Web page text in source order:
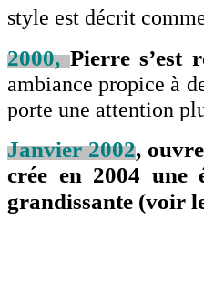
style est décrit
2000, Pierre s’est
ambiance propice à
porte une attention
Janvier 2002,
crée en 2004 une
grandissante (voir